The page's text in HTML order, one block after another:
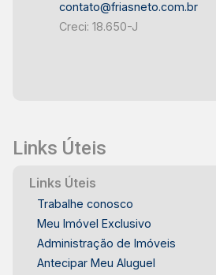
contato@friasneto.com.br
Creci: 18.650-J
Links Úteis
Links Úteis
Trabalhe conosco
Meu Imóvel Exclusivo
Administração de Imóveis
Antecipar Meu Aluguel